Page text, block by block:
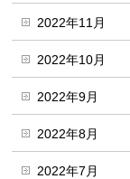
2022年11月
2022年10月
2022年9月
2022年8月
2022年7月